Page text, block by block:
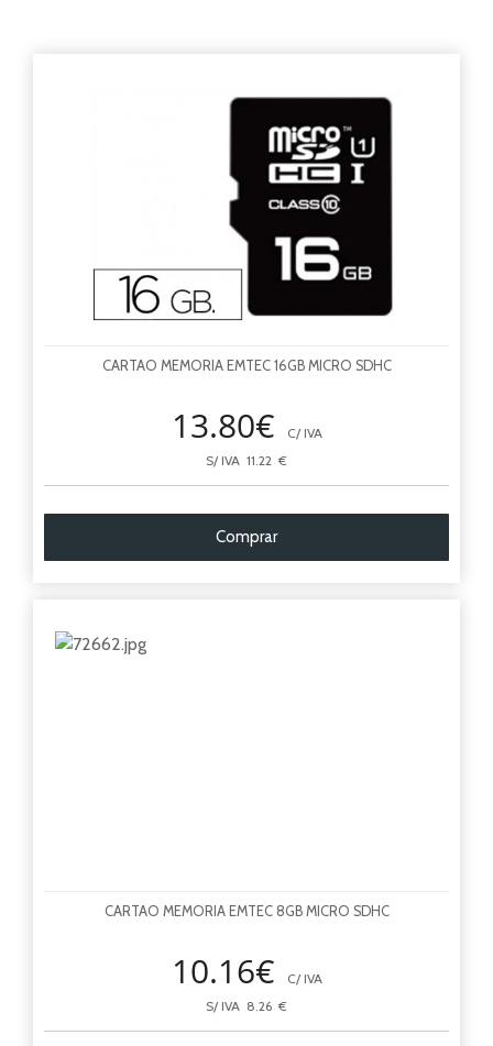
CARTAO MEMORIA EMTEC 16GB MICRO SDHC
13.80€
C/ IVA
S/ IVA 11.22 €
Comprar
CARTAO MEMORIA EMTEC 8GB MICRO SDHC
10.16€
C/ IVA
S/ IVA 8.26 €